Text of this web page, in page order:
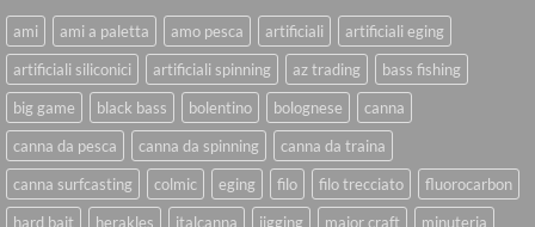
ami ami a paletta amo pesca artificiali
artificiali eging
artificiali siliconici
artificiali spinning az trading
bass fishing
big game
black bass bolentino bolognese
canna
canna da pesca
canna da spinning
canna da traina
canna surfcasting
colmic eging filo filo trecciato
fluorocarbon
hard bait
herakles italcanna jigging major craft minuteria